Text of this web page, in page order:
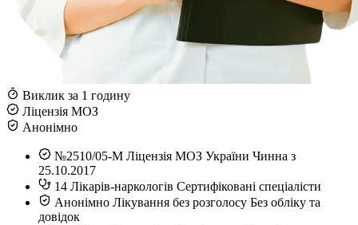
Виклик за 1 годину
Ліцензія МОЗ
Анонімно
№2510/05-М Ліцензія МОЗ України Чинна з
25.10.2017
14 Лікарів-наркологів Сертифіковані спеціалісти
Анонімно Лікування без розголосу Без обліку та
довідок